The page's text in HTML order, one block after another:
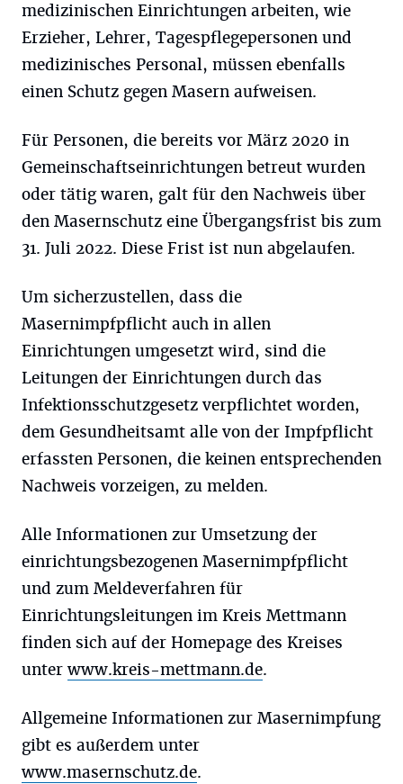
medizinischen Einrichtungen arbeiten, wie
Erzieher, Lehrer, Tagespflegepersonen und
medizinisches Personal, müssen ebenfalls
einen Schutz gegen Masern aufweisen.
Für Personen, die bereits vor März 2020 in
Gemeinschaftseinrichtungen betreut wurden
oder tätig waren, galt für den Nachweis über
den Masernschutz eine Übergangsfrist bis zum
31. Juli 2022. Diese Frist ist nun abgelaufen.
Um sicherzustellen, dass die
Masernimpfpflicht auch in allen
Einrichtungen umgesetzt wird, sind die
Leitungen der Einrichtungen durch das
Infektionsschutzgesetz verpflichtet worden,
dem Gesundheitsamt alle von der Impfpflicht
erfassten Personen, die keinen entsprechenden
Nachweis vorzeigen, zu melden.
Alle Informationen zur Umsetzung der
einrichtungsbezogenen Masernimpfpflicht
und zum Meldeverfahren für
Einrichtungsleitungen im Kreis Mettmann
finden sich auf der Homepage des Kreises
unterwww.kreis-mettmann.de.
Allgemeine Informationen zur Masernimpfung
gibt es außerdem unter
www.masernschutz.de.